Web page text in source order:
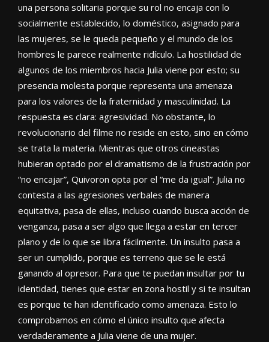
una persona solitaria porque su rol no encaja con lo
socialmente establecido, lo doméstico, asignado para
las mujeres, se le queda pequeño y el mundo de los
hombres le parece realmente ridículo. La hostilidad de
algunos de los miembros hacia Julia viene por esto; su
presencia molesta porque representa una amenaza
para los valores de la fraternidad y masculinidad. La
respuesta es clara: agresividad. No obstante, lo
revolucionario del filme no reside en esto, sino en cómo
se trata la materia. Mientras que otros cineastas
hubieran optado por el dramatismo de la frustración por
“no encajar”, Quivoron opta por el “me da igual”. Julia no
contesta a las agresiones verbales de manera
equitativa, pasa de ellas, incluso cuando busca acción de
venganza, pasa a ser algo que llega a estar en tercer
plano y de lo que se libra fácilmente. Un insulto pasa a
ser un cumplido, porque es terreno que se le está
ganando al opresor. Para que te puedan insultar por tu
identidad, tienes que estar en zona hostil y si te insultan
es porque te han identificado como amenaza. Esto lo
comprobamos en cómo el único insulto que afecta
verdaderamente a Julia viene de una mujer.